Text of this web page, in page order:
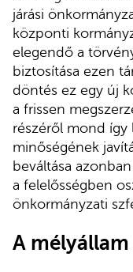
járási
központi
elegendő a
biztosítása ezen
döntés ez egy új
a frissen
részéről mond így
minőségének
beváltása
a felelősségben
önkormányzati
A